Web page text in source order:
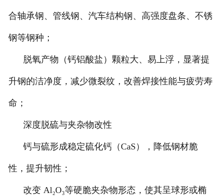
合轴承钢、管线钢、汽车结构钢、高强度盘条、不锈
钢等钢种；
脱氧产物（钙铝酸盐）颗粒大、易上浮，显著提
升钢的洁净度，减少微裂纹，改善焊接性能与疲劳寿
命；
深度脱硫与夹杂物改性
钙与硫形成稳定硫化钙（CaS），降低钢材脆
性，提升韧性；
改变 Al₂O₃等硬脆夹杂物形态，使其呈球形或椭